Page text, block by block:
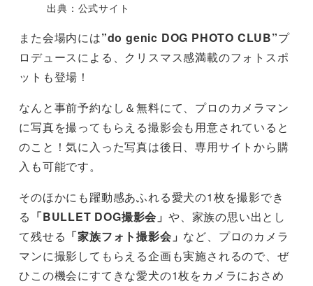
出典：公式サイト
また会場内には”do genic DOG PHOTO CLUB”プ
ロデュースによる、クリスマス感満載のフォトスポ
ットも登場！
なんと事前予約なし＆無料にて、プロのカメラマン
に写真を撮ってもらえる撮影会も用意されていると
のこと！気に入った写真は後日、専用サイトから購
入も可能です。
そのほかにも躍動感あふれる愛犬の1枚を撮影でき
る 「BULLET DOG撮影会」や、家族の思い出とし
て残せる 「家族フォト撮影会」 など、プロのカメラ
マンに撮影してもらえる企画も実施されるので、ぜ
ひこの機会にすてきな愛犬の1枚をカメラにおさめ